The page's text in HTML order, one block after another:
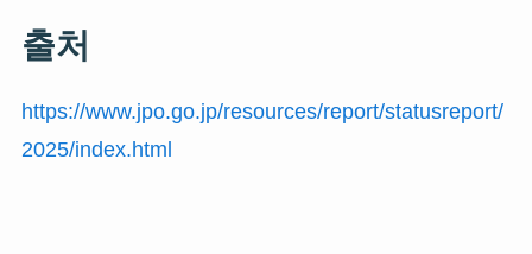
출처
https://www.jpo.go.jp/resources/report/statusreport/
2025/index.html